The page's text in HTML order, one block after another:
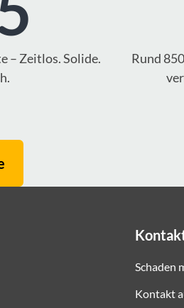
– Zeitlos. Solide.
Rund
Schaden
Kontakt